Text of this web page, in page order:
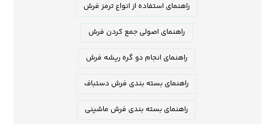
راهنمای استفاده از انواع ترمز فرش
راهنمای اصولی جمع کردن فرش
راهنمای انجام دو گره ریشه فرش
راهنمای بسته بندی فرش دستباف
راهنمای بسته بندی فرش ماشینی